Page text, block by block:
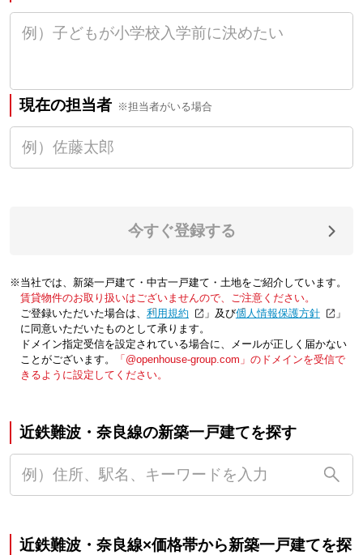
現在の担当者 ※担当者がいる場合
今すぐ登録する
※当社では、新築一戸建て・中古一戸建て・土地をご紹介しています。
賃貸物件のお取り扱いはございませんので、ご注意ください。
ご登録いただいた場合は、「利用規約 」及び「個人情報保護方針
」
に同意いただいたものとして承ります。
ドメイン指定受信を設定されている場合に、メールが正しく届かない
ことがございます。
「@openhouse-group.com」のドメインを受信で
きるように設定してください。
近鉄難波・奈良線の新築一戸建てを探す
近鉄難波・奈良線×価格帯から新築一戸建てを探